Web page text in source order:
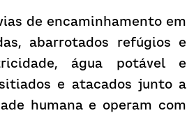
de encaminhamento em
abarrotados refúgios e
água potável e
e atacados junto a
humana e operam com